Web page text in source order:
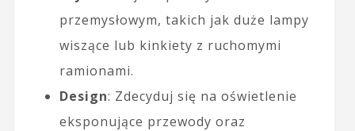
przemysłowym, takich jak duże lampy
wiszące lub kinkiety z ruchomymi
ramionami.
Design: Zdecyduj się na oświetlenie
eksponujące przewody oraz